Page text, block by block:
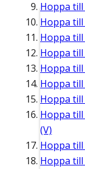
Hoppa till
Hoppa till
Hoppa till
Hoppa till
Hoppa till
Hoppa till
Hoppa till
Hoppa till
(V)
Hoppa till
Hoppa till